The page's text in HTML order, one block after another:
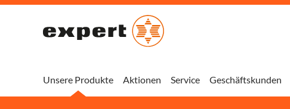
Unsere Produkte Aktionen Service Geschäftskunden